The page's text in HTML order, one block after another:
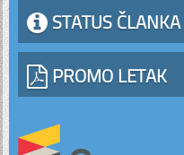
STATUS ČLANKA
PROMO LETAK